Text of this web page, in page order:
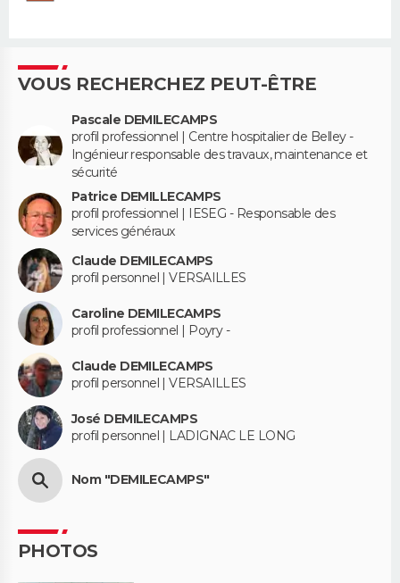
VOUS RECHERCHEZ PEUT-ÊTRE
Pascale DEMILECAMPS
profil professionnel | Centre hospitalier de Belley -
Ingénieur responsable des travaux, maintenance et
sécurité
Patrice DEMILLECAMPS
profil professionnel | IESEG - Responsable des
services généraux
Claude DEMILECAMPS
profil personnel | VERSAILLES
Caroline DEMILECAMPS
profil professionnel | Poyry -
Claude DEMILECAMPS
profil personnel | VERSAILLES
José DEMILECAMPS
profil personnel | LADIGNAC LE LONG
Nom "DEMILECAMPS"
PHOTOS